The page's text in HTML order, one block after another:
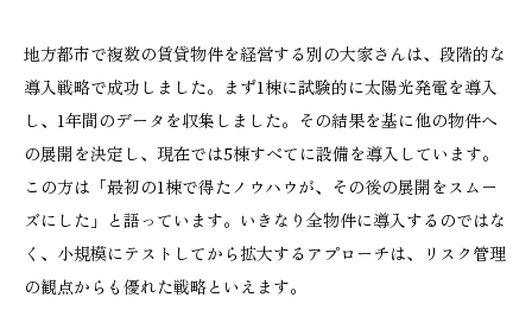
地方都市で複数の賃貸物件を経営する別の大家さんは、段階的な
導入戦略で成功しました。まず1棟に試験的に太陽光発電を導入
し、1年間のデータを収集しました。その結果を基に他の物件へ
の展開を決定し、現在では5棟すべてに設備を導入しています。
この方は「最初の1棟で得たノウハウが、その後の展開をスムー
ズにした」と語っています。いきなり全物件に導入するのではな
く、小規模にテストしてから拡大するアプローチは、リスク管理
の観点からも優れた戦略といえます。